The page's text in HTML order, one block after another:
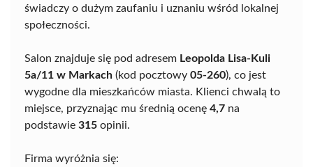
świadczy o dużym zaufaniu i uznaniu wśród lokalnej
społeczności.
Salon znajduje się pod adresem Leopolda Lisa-Kuli
5a/11 w Markach (kod pocztowy 05-260), co jest
wygodne dla mieszkańców miasta. Klienci chwalą to
miejsce, przyznając mu średnią ocenę 4,7 na
podstawie 315 opinii.
Firma wyróżnia się: